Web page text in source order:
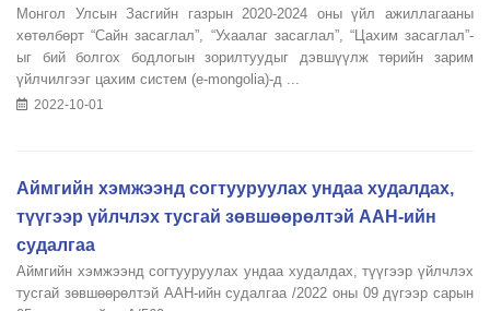
Монгол Улсын Засгийн газрын 2020-2024 оны үйл ажиллагааны
хөтөлбөрт “Сайн засаглал”, “Ухаалаг засаглал”, “Цахим засаглал”-
ыг бий болгох бодлогын зорилтуудыг дэвшүүлж төрийн зарим
үйлчилгээг цахим систем (e-mongolia)-д ...
2022-10-01
Аймгийн хэмжээнд согтууруулах ундаа худалдах,
түүгээр үйлчлэх тусгай зөвшөөрөлтэй ААН-ийн
судалгаа
Аймгийн хэмжээнд согтууруулах ундаа худалдах, түүгээр үйлчлэх
тусгай зөвшөөрөлтэй ААН-ийн судалгаа /2022 оны 09 дүгээр сарын